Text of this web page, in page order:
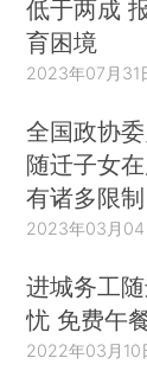
低于两成
育困境
2023年07月31
全国政协
随迁子女
有诸多限制
2023年03月04
进城务工
忧 免费午
2022年03月10